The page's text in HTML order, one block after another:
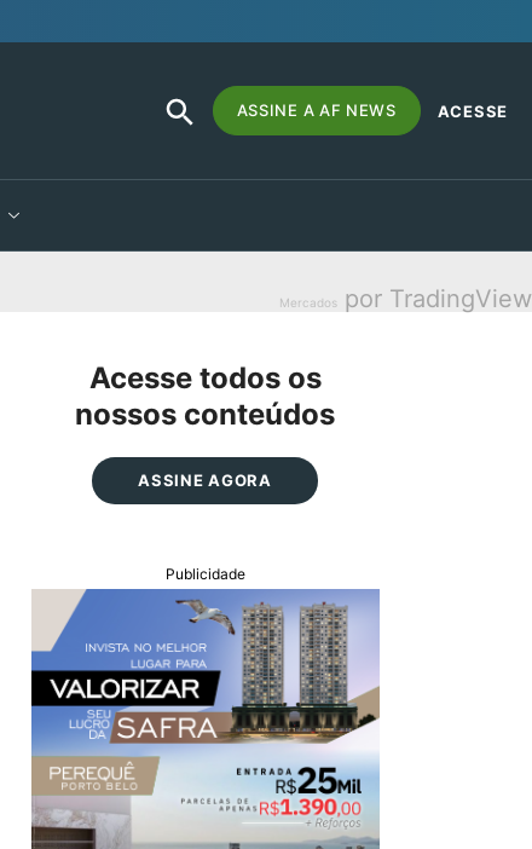
Search
for:
SEARCH
BUTTON
ASSINE A AF NEWS ACESSE
Mercados por TradingView
Acesse todos os
nossos conteúdos
ASSINE AGORA
Publicidade